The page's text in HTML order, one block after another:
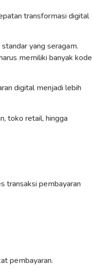
transformasi digital
yang seragam.
memiliki banyak kode
digital menjadi lebih
toko retail, hingga
transaksi pembayaran
pembayaran.